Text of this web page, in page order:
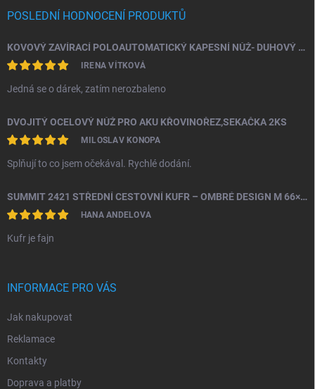
POSLEDNÍ HODNOCENÍ PRODUKTŮ
KOVOVÝ ZAVÍRACÍ POLOAUTOMATICKÝ KAPESNÍ NŮŽ- DUHOVÝ ŠTÍR
IRENA VÍTKOVÁ
Jedná se o dárek, zatím nerozbaleno
DVOJITÝ OCELOVÝ NŮŽ PRO AKU KŘOVINOŘEZ,SEKAČKA 2KS
MILOSLAV KONOPA
Splňují to co jsem očekával. Rychlé dodání.
SUMMIT 2421 STŘEDNÍ CESTOVNÍ KUFR – OMBRÉ DESIGN M 66×43×26 CM, 24" | TSA ZÁMEK | 360° KOLA | PC MATERIÁL
HANA ANDELOVA
Kufr je fajn
INFORMACE PRO VÁS
Jak nakupovat
Reklamace
Kontakty
Doprava a platby